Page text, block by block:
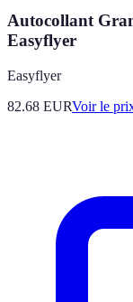
Autocollant
Easyflyer
Easyflyer
82.68 EURVoir le